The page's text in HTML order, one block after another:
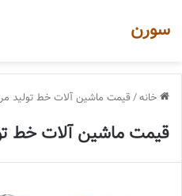
سورن
خانه/ قیمت ماشین آلات خط تولید
قیمت ماشین آلات خط